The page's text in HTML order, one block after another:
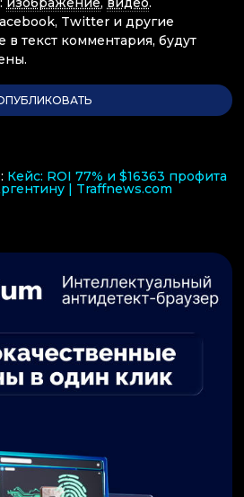
Twitter и другие
в текст комментария, будут
Кейс: ROI 77% и $16363 профита
| Traffnews.com